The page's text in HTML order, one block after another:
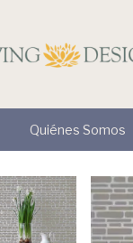
Quiénes Somos